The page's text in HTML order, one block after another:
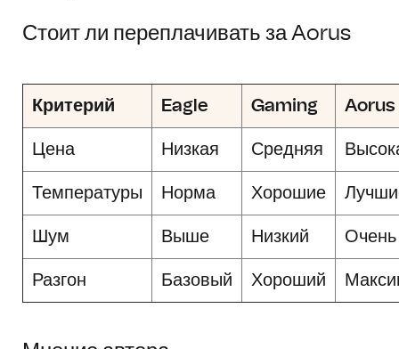
Стоит ли переплачивать за Aorus
Критерий Eagle Gaming Aorus
Цена Низкая Средняя
Температуры Норма Хорошие
Шум Выше Низкий Очень
Разгон Базовый Хороший